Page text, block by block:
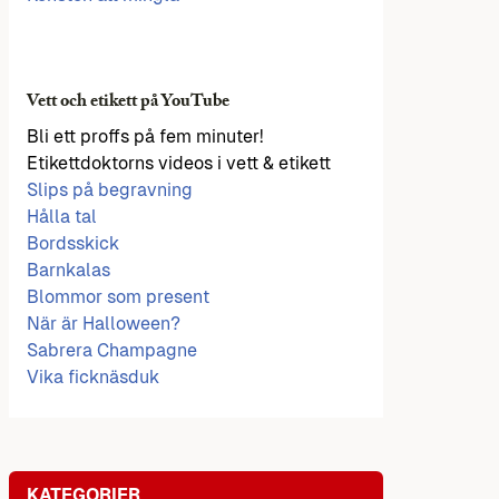
Vett och etikett på YouTube
Bli ett proffs på fem minuter!
Etikettdoktorns videos i vett & etikett
Slips på begravning
Hålla tal
Bordsskick
Barnkalas
Blommor som present
När är Halloween?
Sabrera Champagne
Vika ficknäsduk